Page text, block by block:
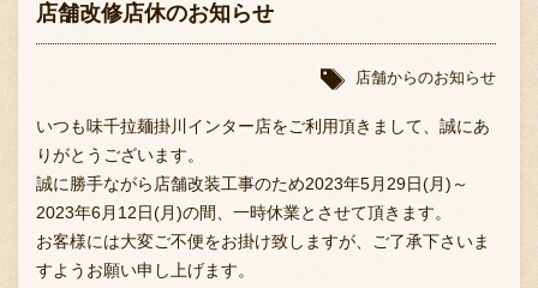
店舗改修店休のお知らせ
店舗からのお知らせ
いつも味千拉麺掛川インター店をご利用頂きまして、誠にあ
りがとうございます。
誠に勝手ながら店舗改装工事のため2023年5月29日(月)～
2023年6月12日(月)の間、一時休業とさせて頂きます。
お客様には大変ご不便をお掛け致しますが、ご了承下さいま
すようお願い申し上げます。